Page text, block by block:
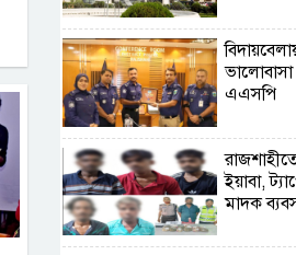
ভালোবাসা
এএসপি
ইয়াবা,
মাদক